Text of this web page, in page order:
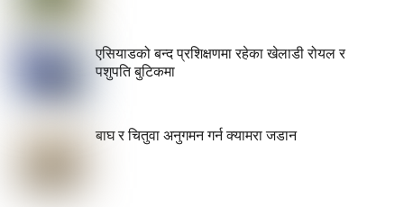
एसियाडको बन्द प्रशिक्षणमा रहेका खेलाडी रोयल र
पशुपति बुटिकमा
बाघ र चितुवा अनुगमन गर्न क्यामरा जडान